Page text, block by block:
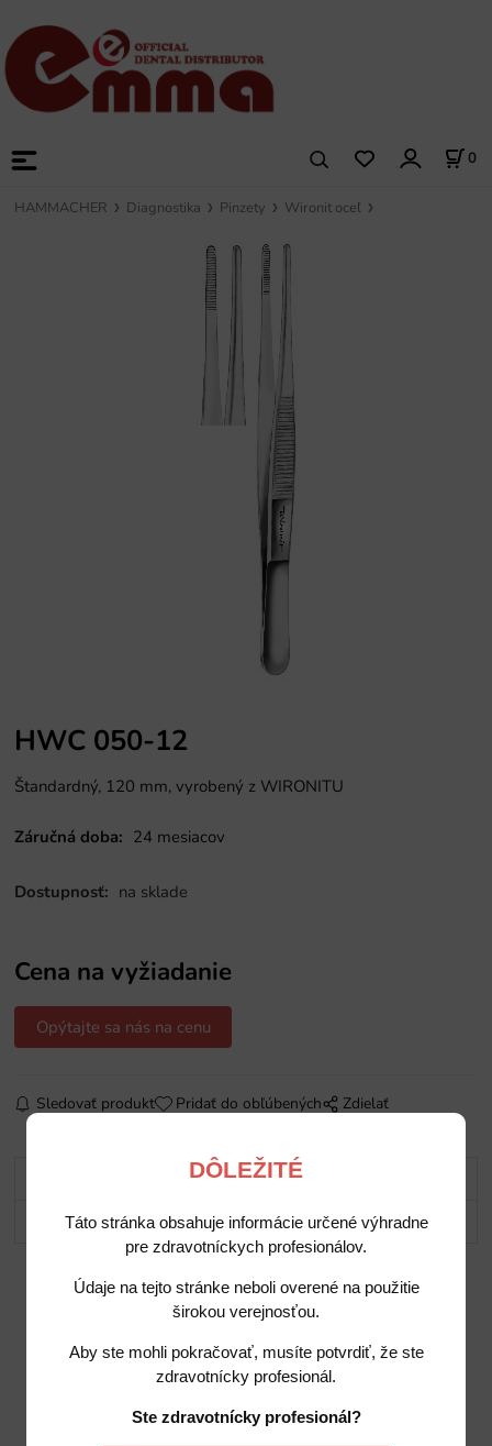
DÔLEŽITÉ
Táto stránka obsahuje informácie určené výhradne
pre zdravotníckych profesionálov.
Údaje na tejto stránke neboli overené na použitie
širokou verejnosťou.
Aby ste mohli pokračovať, musíte potvrdiť, že ste
zdravotnícky profesionál.
Ste zdravotnícky profesionál?
0
HAMMACHER Diagnostika Pinzety Wironit oceľ
HWC 050-12
Štandardný, 120 mm, vyrobený z WIRONITU
Záručná doba: 24 mesiacov
Dostupnosť: na sklade
Cena na vyžiadanie
Opýtajte sa nás na cenu
Sledovať produkt Pridať do obľúbených Zdielať
Popis
Potrebujete poradiť?